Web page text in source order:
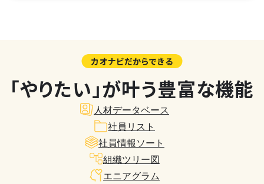
カオナビだからできる
「やりたい」が叶う豊富な機能
人材データベース
社員リスト
社員情報ソート
組織ツリー図
エニアグラム